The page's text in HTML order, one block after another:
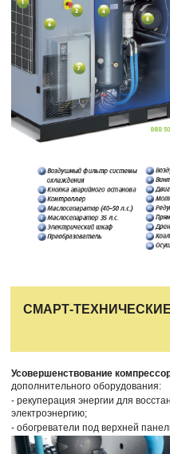
СМАРТ-
Усовершенствование
дополнительного оборудования:
- рекуперация энергии для
электроэнергию;
- обогреватели под верхней